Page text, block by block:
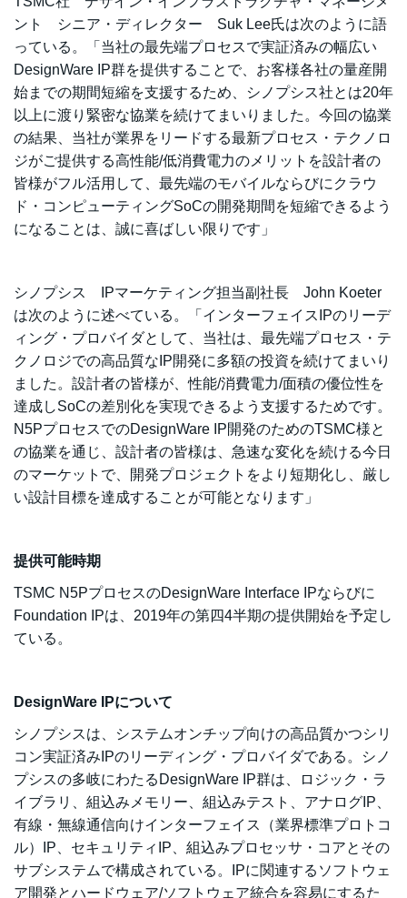
ント シニア・ディレクター Suk Lee氏は次のように語
っている。「当社の最先端プロセスで実証済みの幅広い
DesignWare IP群を提供することで、お客様各社の量産開
始までの期間短縮を支援するため、シノプシス社とは20年
以上に渡り緊密な協業を続けてまいりました。今回の協業
の結果、当社が業界をリードする最新プロセス・テクノロ
ジがご提供する高性能/低消費電力のメリットを設計者の
皆様がフル活用して、最先端のモバイルならびにクラウ
ド・コンピューティングSoCの開発期間を短縮できるよう
になることは、誠に喜ばしい限りです」
シノプシス IPマーケティング担当副社長 John Koeter
は次のように述べている。「インターフェイスIPのリーデ
ィング・プロバイダとして、当社は、最先端プロセス・テ
クノロジでの高品質なIP開発に多額の投資を続けてまいり
ました。設計者の皆様が、性能/消費電力/面積の優位性を
達成しSoCの差別化を実現できるよう支援するためです。
N5PプロセスでのDesignWare IP開発のためのTSMC様と
の協業を通じ、設計者の皆様は、急速な変化を続ける今日
のマーケットで、開発プロジェクトをより短期化し、厳し
い設計目標を達成することが可能となります」
提供可能時期
TSMC N5PプロセスのDesignWare Interface IPならびに
Foundation IPは、2019年の第四4半期の提供開始を予定し
ている。
DesignWare IPについて
シノプシスは、システムオンチップ向けの高品質かつシリ
コン実証済みIPのリーディング・プロバイダである。シノ
プシスの多岐にわたるDesignWare IP群は、ロジック・ラ
イブラリ、組込みメモリー、組込みテスト、アナログIP、
有線・無線通信向けインターフェイス（業界標準プロトコ
ル）IP、セキュリティIP、組込みプロセッサ・コアとその
サブシステムで構成されている。IPに関連するソフトウェ
ア開発とハードウェア/ソフトウェア統合を容易にするた